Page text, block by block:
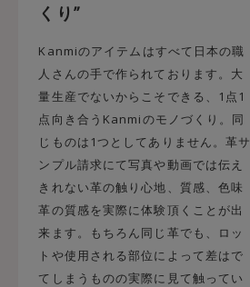
くり”
Kanmiのアイテムはすべて日本の職
人さんの手で作られております。大
量生産でないからこそできる、1点1
点向き合うKanmiのモノづくり。同
じものは1つとしてありません。革サ
ンプル請求にて写真や動画では伝え
きれない革の触り心地、質感、色味
革の質感を実際に体験頂くことが出
来ます。もちろん同じ革でも、ロッ
トや使用される部位によって差はで
てしまうものの実際に見て触ってい